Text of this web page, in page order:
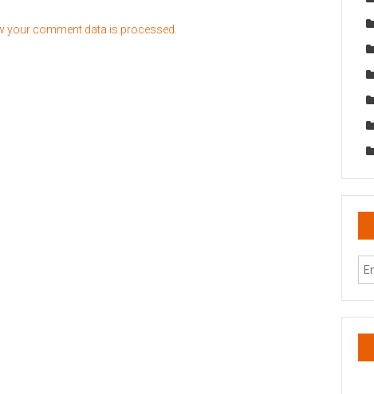
your comment data is processed.